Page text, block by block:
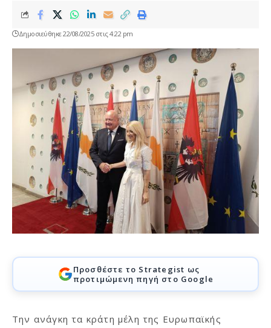
Δημοσιεύθηκε 22/08/2025 στις 4:22 pm
Προσθέστε το Strategist ως
προτιμώμενη πηγή στο Google
Την ανάγκη τα κράτη μέλη της Ευρωπαϊκής